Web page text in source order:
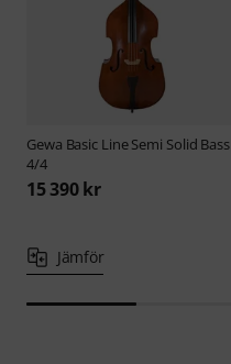
Gewa Basic Line Semi Solid Bass
4/4
15 390 kr
Jämför